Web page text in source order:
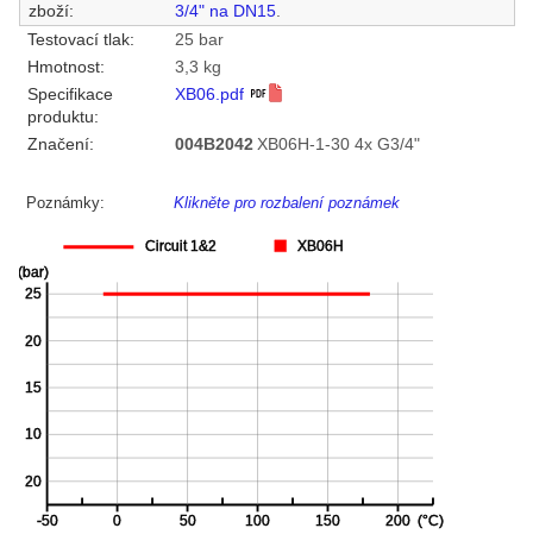
zboží:
3/4" na DN15.
Testovací tlak:
25 bar
Hmotnost:
3,3 kg
Specifikace
produktu:
XB06.pdf
Značení: 004B2042 XB06H-1-30 4x G3/4"
Poznámky: Klikněte pro rozbalení poznámek